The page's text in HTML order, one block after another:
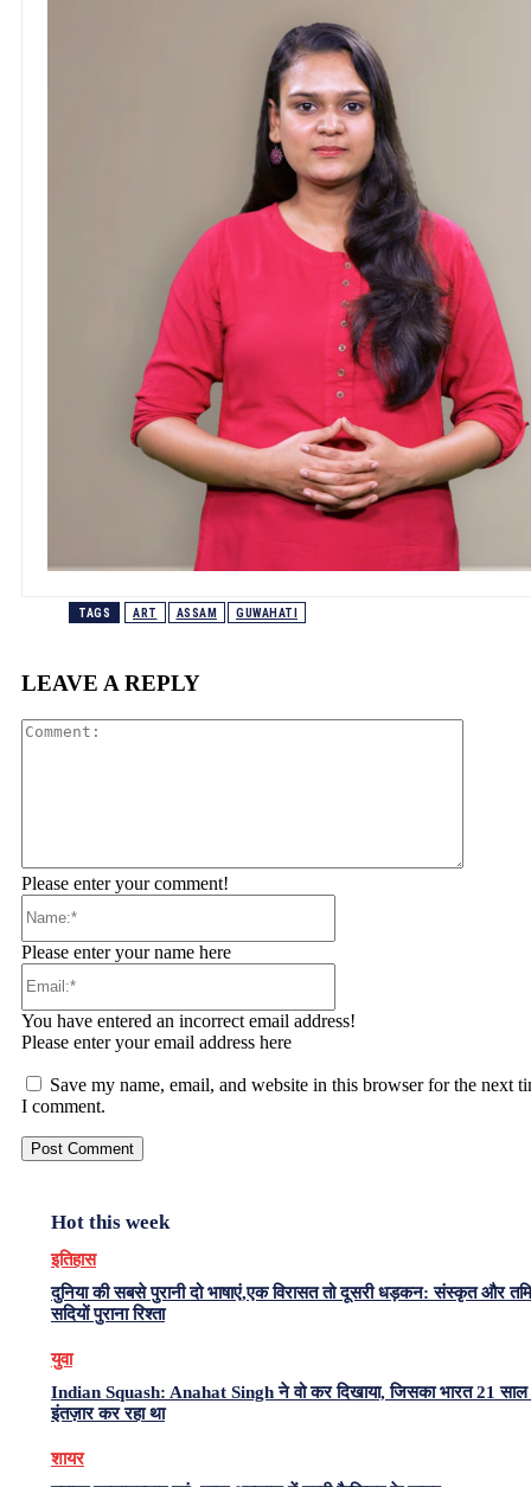
TAGS ART ASSAM GUWAHATI
LEAVE A REPLY
Please enter your comment!
Please enter your name here
You have entered an incorrect email address!
Please enter your email address here
Save my name, email, and website in this browser for the next
I comment.
Hot this week
इतिहास
दुनिया की सबसे पुरानी दो भाषाएं,एक विरासत तो दूसरी धड़कन: संस्कृत और
सदियों पुराना रिश्ता
युवा
Indian Squash: Anahat Singh ने वो कर दिखाया, जिसका भारत 21
इंतज़ार कर रहा था
शायर